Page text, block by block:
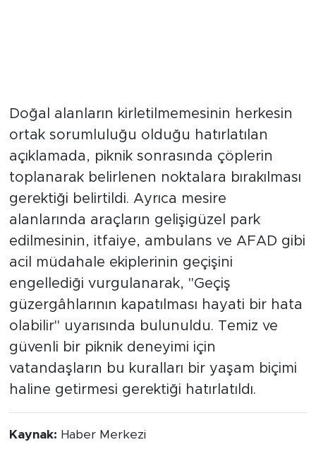
Vurgusu
Doğal alanların kirletilmemesinin herkesin
ortak sorumluluğu olduğu hatırlatılan
açıklamada, piknik sonrasında çöplerin
toplanarak belirlenen noktalara bırakılması
gerektiği belirtildi. Ayrıca mesire
alanlarında araçların gelişigüzel park
edilmesinin, itfaiye, ambulans ve AFAD gibi
acil müdahale ekiplerinin geçişini
engellediği vurgulanarak, "Geçiş
güzergâhlarının kapatılması hayati bir hata
olabilir" uyarısında bulunuldu. Temiz ve
güvenli bir piknik deneyimi için
vatandaşların bu kuralları bir yaşam biçimi
haline getirmesi gerektiği hatırlatıldı.